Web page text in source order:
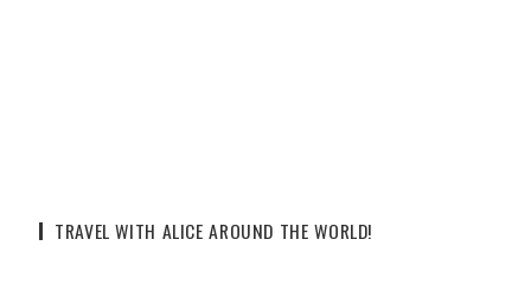
TRAVEL WITH ALICE AROUND THE WORLD!